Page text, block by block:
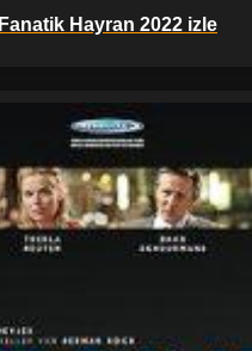
Fanatik Hayran 2022 izle